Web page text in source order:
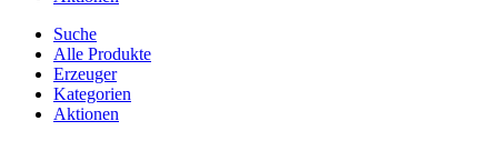
Suche
Alle Produkte
Erzeuger
Kategorien
Aktionen